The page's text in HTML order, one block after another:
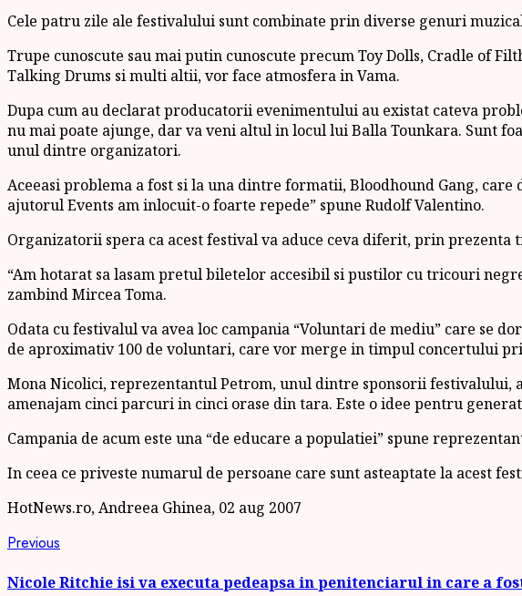
Cele patru zile ale festivalului sunt combinate prin diverse genuri
Trupe cunoscute sau mai putin cunoscute precum Toy Dolls, Cradle of
Talking Drums si multi altii, vor face atmosfera in Vama.
Dupa cum au declarat producatorii evenimentului au existat cateva
nu mai poate ajunge, dar va veni altul in locul lui Balla Tounkara. Sunt
unul dintre organizatori.
Aceeasi problema a fost si la una dintre formatii, Bloodhound Gang,
ajutorul Events am inlocuit-o foarte repede” spune Rudolf Valentino.
Organizatorii spera ca acest festival va aduce ceva diferit, prin
“Am hotarat sa lasam pretul biletelor accesibil si pustilor cu tricouri
zambind Mircea Toma.
Odata cu festivalul va avea loc campania “Voluntari de mediu” care se
de aproximativ 100 de voluntari, care vor merge in timpul concertului
Mona Nicolici, reprezentantul Petrom, unul dintre sponsorii festivalului,
amenajam cinci parcuri in cinci orase din tara. Este o idee pentru
Campania de acum este una “de educare a populatiei” spune
In ceea ce priveste numarul de persoane care sunt asteaptate la acest
HotNews.ro, Andreea Ghinea, 02 aug 2007
Continue
Reading
Previous
Nicole Ritchie isi va executa pedeapsa in penitenciarul in care a